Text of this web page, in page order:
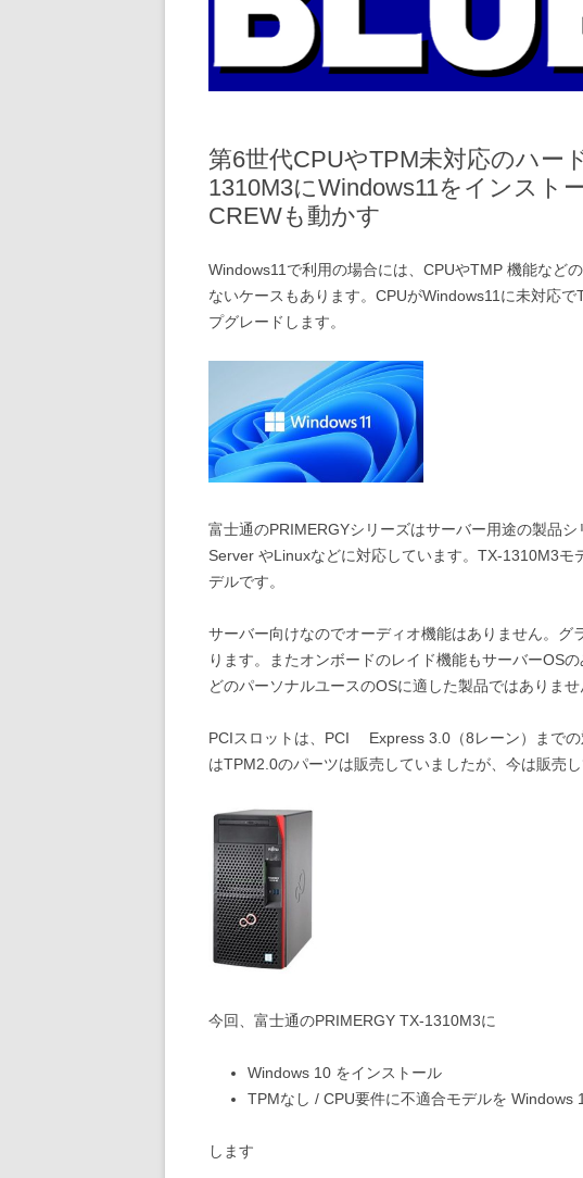
第6世代CPUやTPM未対応のハー
1310M3にWindows11をインスト
CREWも動かす
Windows11で利用の場合には、CPUやTMP 機能など
ないケースもあります。CPUがWindows11に未対応
プグレードします。
富士通のPRIMERGYシリーズはサーバー用途の製品
Server やLinuxなどに対応しています。TX-1310M3モ
デルです。
サーバー向けなのでオーディオ機能はありません。
ります。またオンボードのレイド機能もサーバーOS
どのパーソナルユースのOSに適した製品ではありませ
PCIスロットは、PCI Express 3.0（8レーン）まで
はTPM2.0のパーツは販売していましたが、今は販売し
今回、富士通のPRIMERGY TX-1310M3に
Windows 10 をインストール
TPMなし / CPU要件に不適合モデルを Windows
します